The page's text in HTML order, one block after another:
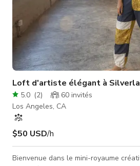
Loft d'artiste élégant à
5.0 (2) 60 invités
Los Angeles, CA
$50 USD/h
Bienvenue dans le mini-royaume